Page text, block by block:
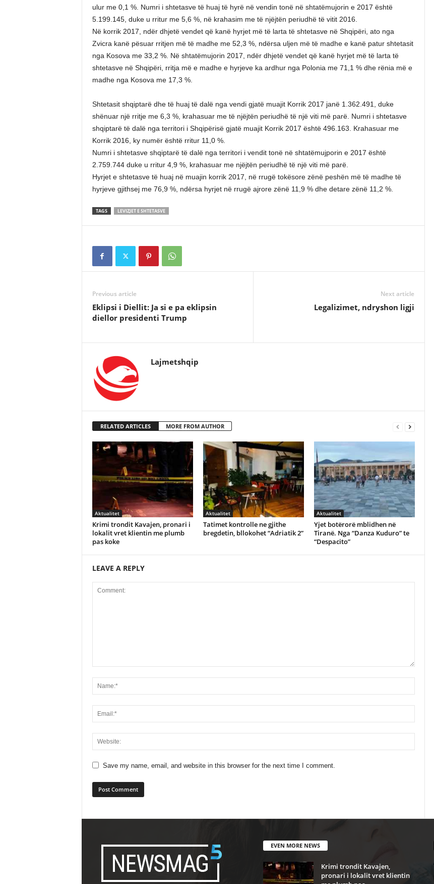
ulur me 0,1 %. Numri i shtetasve të huaj të hyrë në vendin tonë në shtatëmujorin e 2017 është
5.199.145, duke u rritur me 5,6 %, në krahasim me të njëjtën periudhë të vitit 2016.
Në korrik 2017, ndër dhjetë vendet që kanë hyrjet më të larta të shtetasve në Shqipëri, ato nga
Zvicra kanë pësuar rritjen më të madhe me 52,3 %, ndërsa uljen më të madhe e kanë patur shtetasit
nga Kosova me 33,2 %. Në shtatëmujorin 2017, ndër dhjetë vendet që kanë hyrjet më të larta të
shtetasve në Shqipëri, rritja më e madhe e hyrjeve ka ardhur nga Polonia me 71,1 % dhe rënia më e
madhe nga Kosova me 17,3 %.
Shtetasit shqiptarë dhe të huaj të dalë nga vendi gjatë muajit Korrik 2017 janë 1.362.491, duke
shënuar një rritje me 6,3 %, krahasuar me të njëjtën periudhë të një viti më parë. Numri i shtetasve
shqiptarë të dalë nga territori i Shqipërisë gjatë muajit Korrik 2017 është 496.163. Krahasuar me
Korrik 2016, ky numër është rritur 11,0 %.
Numri i shtetasve shqiptarë të dalë nga territori i vendit tonë në shtatëmujporin e 2017 është
2.759.744 duke u rritur 4,9 %, krahasuar me njëjtën periudhë të një viti më parë.
Hyrjet e shtetasve të huaj në muajin korrik 2017, në rrugë tokësore zënë peshën më të madhe të
hyrjeve gjithsej me 76,9 %, ndërsa hyrjet në rrugë ajrore zënë 11,9 % dhe detare zënë 11,2 %.
TAGS LEVIZJET E SHTETASVE
Previous article
Eklipsi i Diellit: Ja si e pa eklipsin
diellor presidenti Trump
Next article
Legalizimet, ndryshon ligji
Lajmetshqip
RELATED ARTICLES MORE FROM AUTHOR
Aktualitet
Krimi trondit Kavajen, pronari i
lokalit vret klientin me plumb
pas koke
Aktualitet
Tatimet kontrolle ne gjithe
bregdetin, bllokohet “Adriatik 2”
Aktualitet
Yjet botërorë mblidhen në
Tiranë. Nga “Danza Kuduro” te
“Despacito”
LEAVE A REPLY
Save my name, email, and website in this browser for the next time I comment.
EVEN MORE NEWS
Krimi trondit Kavajen,
pronari i lokalit vret klientin